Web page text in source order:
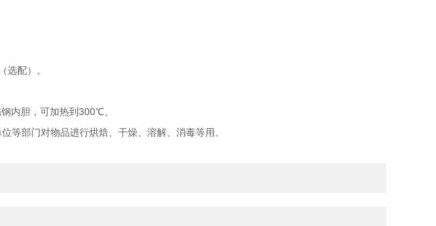
配）。
内胆，可加热到300℃。
等部门对物品进行烘焙、干燥、溶解、消毒等用。